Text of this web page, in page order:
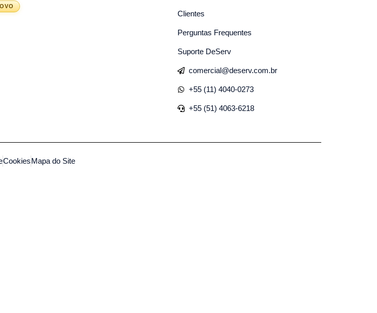
Clientes
Perguntas Frequentes
Suporte DeServ
comercial@deserv.com.br
+55 (11) 4040-0273
+55 (51) 4063-6218
CookiesMapa do Site